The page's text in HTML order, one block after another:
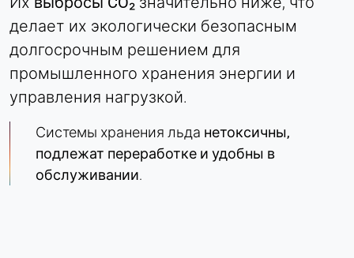
делает их экологически безопасным
долгосрочным решением для
промышленного хранения энергии и
управления нагрузкой.
Системы хранения льда нетоксичны,
подлежат переработке и удобны в
обслуживании.